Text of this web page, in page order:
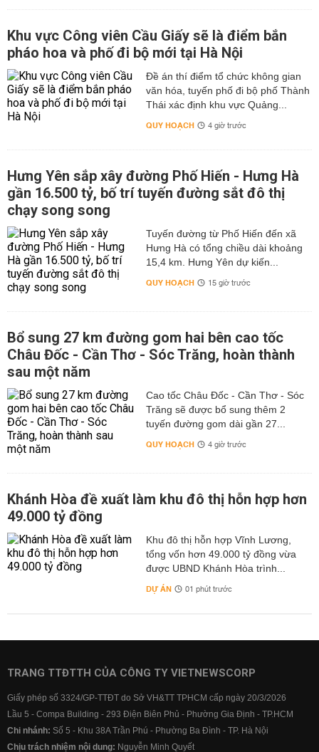
Khu vực Công viên Cầu Giấy sẽ là điểm bắn
pháo hoa và phố đi bộ mới tại Hà Nội
Đề án thí điểm tổ chức không gian
văn hóa, tuyến phố đi bộ phố Thành
Thái xác định khu vực Quảng...
QUY HOẠCH 4 giờ trước
Hưng Yên sắp xây đường Phố Hiến - Hưng Hà
gần 16.500 tỷ, bố trí tuyến đường sắt đô thị
chạy song song
Tuyến đường từ Phố Hiến đến xã
Hưng Hà có tổng chiều dài khoảng
15,4 km. Hưng Yên dự kiến...
QUY HOẠCH 15 giờ trước
Bổ sung 27 km đường gom hai bên cao tốc
Châu Đốc - Cần Thơ - Sóc Trăng, hoàn thành
sau một năm
Cao tốc Châu Đốc - Cần Thơ - Sóc
Trăng sẽ được bổ sung thêm 2
tuyến đường gom dài gần 27...
QUY HOẠCH 4 giờ trước
Khánh Hòa đề xuất làm khu đô thị hỗn hợp hơn
49.000 tỷ đồng
Khu đô thị hỗn hợp Vĩnh Lương,
tổng vốn hơn 49.000 tỷ đồng vừa
được UBND Khánh Hòa trình...
DỰ ÁN 01 phút trước
TRANG TTĐTTH CỦA CÔNG TY VIETNEWSCORP
Giấy phép số 3324/GP-TTĐT do Sở VH&TT TPHCM cấp ngày 20/3/2026
Lầu 5 - Compa Building - 293 Điện Biên Phủ - Phường Gia Định - TP.HCM
Chi nhánh: Số 5 - Khu 38A Trần Phú - Phường Ba Đình - TP. Hà Nội
Chịu trách nhiệm nội dung: Nguyễn Minh Quyết